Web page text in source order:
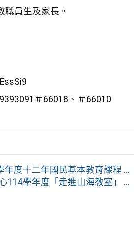
職員生及家長。
＃66018、＃66010
度十二年國民基本教育課程 ...
114學年度「走進山海教室」 ...